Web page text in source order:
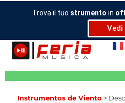
Ir
Trova il tuo strumento in
Vedi
Instrumentos de Viento >